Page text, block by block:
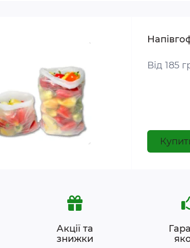
Від 185
Акції та
знижки